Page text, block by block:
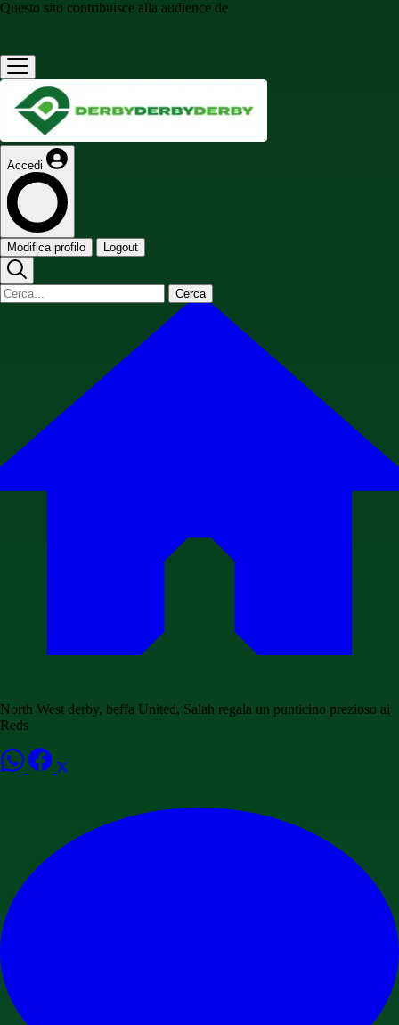
Questo sito contribuisce alla audience de
Accedi
Modifica profilo Logout
Cerca
North West derby, beffa United, Salah regala un punticino prezioso ai
Reds